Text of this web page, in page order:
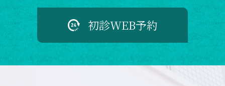
初診WEB予約